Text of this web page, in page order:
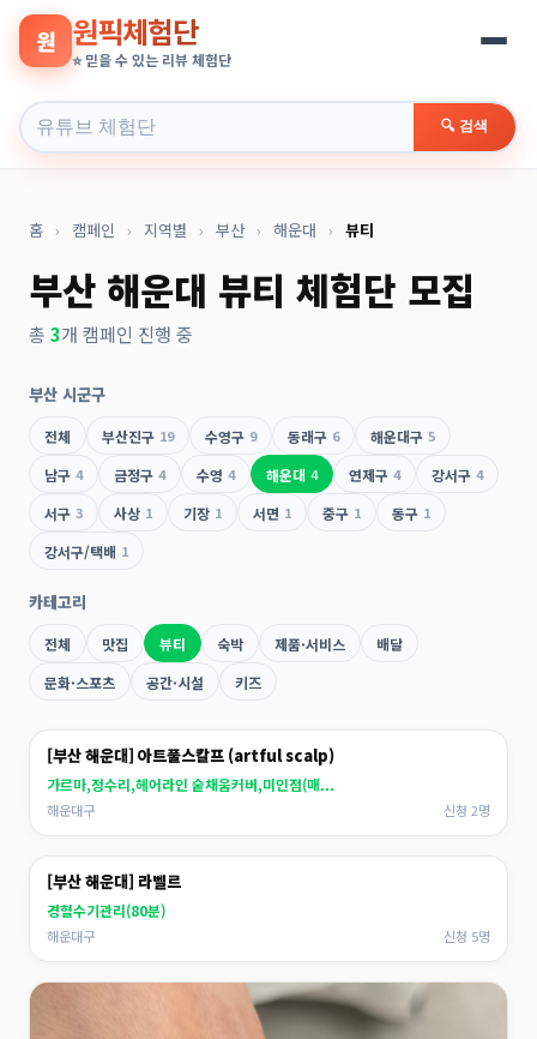
원 원픽체험단
⭐ 믿을 수 있는 리뷰 체험단
🔍 검색
홈 › 캠페인 › 지역별 › 부산 › 해운대 › 뷰티
부산 해운대 뷰티 체험단 모집
총 3개 캠페인 진행 중
부산 시군구
전체 부산진구 19 수영구 9 동래구 6 해운대구 5
남구 4 금정구 4 수영 4 해운대 4 연제구 4 강서구 4
서구 3 사상 1 기장 1 서면 1 중구 1 동구 1
강서구/택배 1
카테고리
전체 맛집 뷰티 숙박 제품·서비스
배달
문화·스포츠
공간·시설 키즈
[부산 해운대] 아트풀스칼프 (artful scalp)
가르마,정수리,헤어라인 숱채움커버,미인점(매...
해운대구 신청 2명
[부산 해운대] 라벨르
경혈수기관리(80분)
해운대구 신청 5명